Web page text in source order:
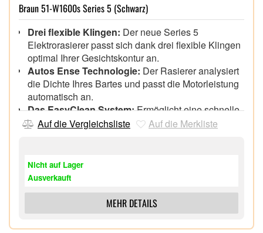
Braun 51-W1600s Series 5 (Schwarz)
Drei flexible Klingen: Der neue Series 5
Elektrorasierer passt sich dank drei flexible Klingen
optimal Ihrer Gesichtskontur an.
Autos Ense Technologie: Der Rasierer analysiert
die Dichte Ihres Bartes und passt die Motorleistung
automatisch an.
Das EasyClean System:Ermöglicht eine schnelle
und einfache Reinigung ohne den Rasierkopf zu
Rasierleistung, 5 Minuten Schnellaufladung für eine
komplette Rasur.
Schaum oder Gel, auch unter der Dusche.
Inkl. gratis Body Groomer (Easy-click System) für
das Trimmen von Körperhaar.
Auf die Vergleichsliste Auf die Merkliste
Nicht auf Lager
Ausverkauft
MEHR DETAILS